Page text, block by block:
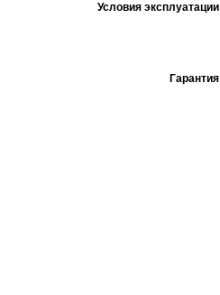
Условия эксплуатации
Гарантия